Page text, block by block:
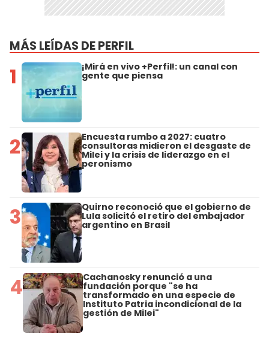
MÁS LEÍDAS DE PERFIL
1 ¡Mirá en vivo +Perfil!: un canal con
gente que piensa
2 Encuesta rumbo a 2027: cuatro
consultoras midieron el desgaste de
Milei y la crisis de liderazgo en el
peronismo
3 Quirno reconoció que el gobierno de
Lula solicitó el retiro del embajador
argentino en Brasil
4 Cachanosky renunció a una
fundación porque "se ha
transformado en una especie de
Instituto Patria incondicional de la
gestión de Milei"